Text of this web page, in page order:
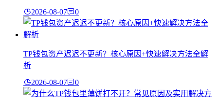
2026-08-07 0
TP钱包资产迟迟不更新？核心原因+快速解决方法全解
析
2026-08-07 0